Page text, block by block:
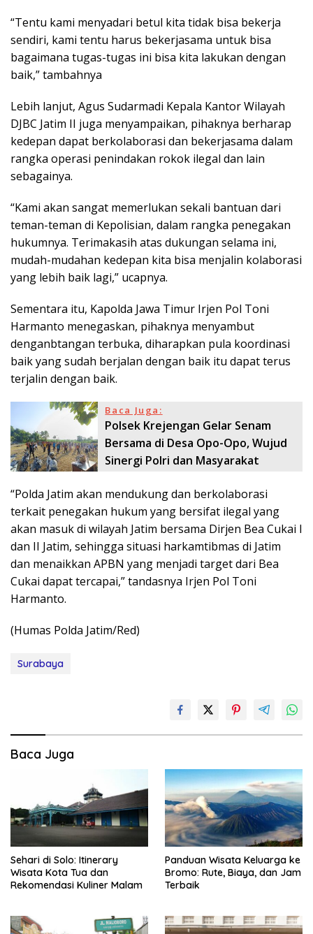
“Tentu kami menyadari betul kita tidak bisa bekerja
sendiri, kami tentu harus bekerjasama untuk bisa
bagaimana tugas-tugas ini bisa kita lakukan dengan
baik,” tambahnya
Lebih lanjut, Agus Sudarmadi Kepala Kantor Wilayah
DJBC Jatim II juga menyampaikan, pihaknya berharap
kedepan dapat berkolaborasi dan bekerjasama dalam
rangka operasi penindakan rokok ilegal dan lain
sebagainya.
“Kami akan sangat memerlukan sekali bantuan dari
teman-teman di Kepolisian, dalam rangka penegakan
hukumnya. Terimakasih atas dukungan selama ini,
mudah-mudahan kedepan kita bisa menjalin kolaborasi
yang lebih baik lagi,” ucapnya.
Sementara itu, Kapolda Jawa Timur Irjen Pol Toni
Harmanto menegaskan, pihaknya menyambut
denganbtangan terbuka, diharapkan pula koordinasi
baik yang sudah berjalan dengan baik itu dapat terus
terjalin dengan baik.
Baca Juga:
Polsek Krejengan Gelar Senam
Bersama di Desa Opo-Opo, Wujud
Sinergi Polri dan Masyarakat
“Polda Jatim akan mendukung dan berkolaborasi
terkait penegakan hukum yang bersifat ilegal yang
akan masuk di wilayah Jatim bersama Dirjen Bea Cukai I
dan II Jatim, sehingga situasi harkamtibmas di Jatim
dan menaikkan APBN yang menjadi target dari Bea
Cukai dapat tercapai,” tandasnya Irjen Pol Toni
Harmanto.
(Humas Polda Jatim/Red)
Surabaya
Baca Juga
Sehari di Solo: Itinerary
Wisata Kota Tua dan
Rekomendasi Kuliner Malam
Panduan Wisata Keluarga ke
Bromo: Rute, Biaya, dan Jam
Terbaik